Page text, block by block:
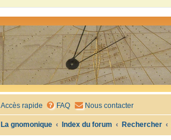
Accès rapide FAQ Nous contacter
La gnomonique Index du forum Rechercher